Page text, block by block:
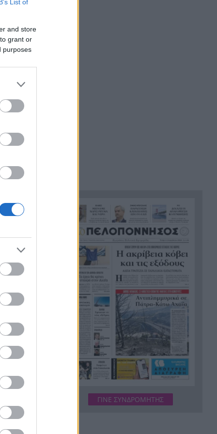
List of
and store
grant or
purposes
νύφη.
καστροπολιτεία της
Μονεμβασίας
21:02
Σύμη: Εντοπίστηκε σορός
άνδρα στον Πανορμίτη –
Πιθανότατα ανήκει στον
αγνοούμενο Γερμανό τουρίστα
20:51 Συμφωνία Ιράν – Ομάν για νέα
ναυτιλιακή διαδρομή στα
Στενά του Ορμούζ
Ήττα-αποκλεισμός για την
Εθνική Nέων Γυναικών στο
Ευρωπαϊκό
20:33
Δικαστικό μπλόκο στους
δασμούς Τραμπ:
δισεκατομμύρια δολάρια σε
επιχειρήσεις
ΓΙΝΕ ΣΥΝΔΡΟΜΗΤΗΣ